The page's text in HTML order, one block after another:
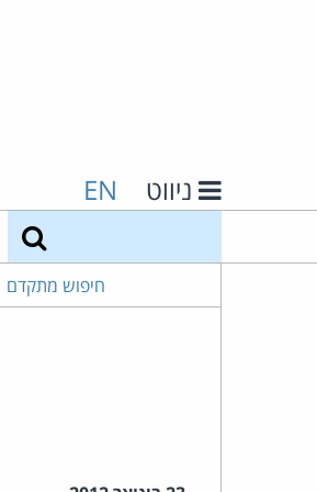
ניווט EN
חיפוש מתקדם